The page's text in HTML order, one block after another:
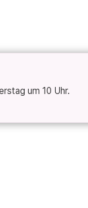
um 10 Uhr.